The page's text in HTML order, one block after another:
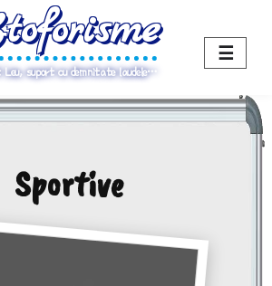
Leu, suport cu demnitate laudele…
☰
Sportive